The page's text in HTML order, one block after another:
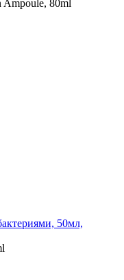
80ml
50мл,